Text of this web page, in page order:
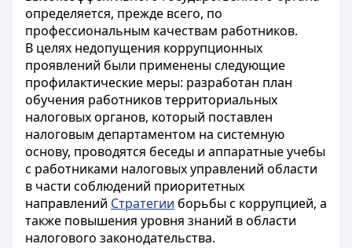
определяется, прежде всего, по
профессиональным качествам работников.
В целях недопущения коррупционных
проявлений были применены следующие
профилактические меры: разработан план
обучения работников территориальных
налоговых органов, который поставлен
налоговым департаментом на системную
основу, проводятся беседы и аппаратные учебы
с работниками налоговых управлений области
в части соблюдений приоритетных
направлений Стратегии борьбы с коррупцией, а
также повышения уровня знаний в области
налогового законодательства.